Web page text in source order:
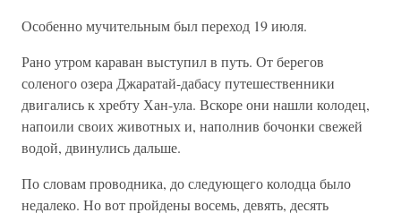
Особенно мучительным был переход 19 июля.
Рано утром караван выступил в путь. От берегов
соленого озера Джаратай-дабасу путешественники
двигались к хребту Хан-ула. Вскоре они нашли колодец,
напоили своих животных и, наполнив бочонки свежей
водой, двинулись дальше.
По словам проводника, до следующего колодца было
недалеко. Но вот пройдены восемь, девять, десять